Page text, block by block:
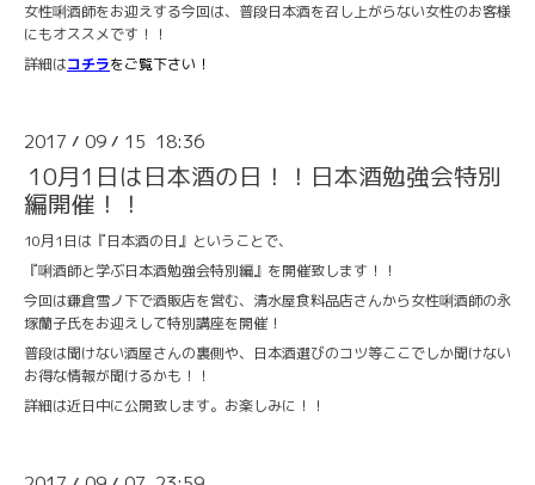
女性唎酒師をお迎えする今回は、普段日本酒を召し上がらない女性のお客様
にもオススメです！！
詳細はコチラをご覧下さい！
2017 / 09 / 15 18:36
10月1日は日本酒の日！！日本酒勉強会特別
編開催！！
10月1日は『日本酒の日』ということで、
『唎酒師と学ぶ日本酒勉強会特別編』を開催致します！！
今回は鎌倉雪ノ下で酒販店を営む、清水屋食料品店さんから女性唎酒師の永
塚蘭子氏をお迎えして特別講座を開催！
普段は聞けない酒屋さんの裏側や、日本酒選びのコツ等ここでしか聞けない
お得な情報が聞けるかも！！
詳細は近日中に公開致します。お楽しみに！！